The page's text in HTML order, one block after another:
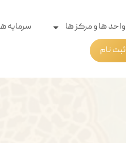
واحد ها و مرکز ها سرمایه
ثبت نام